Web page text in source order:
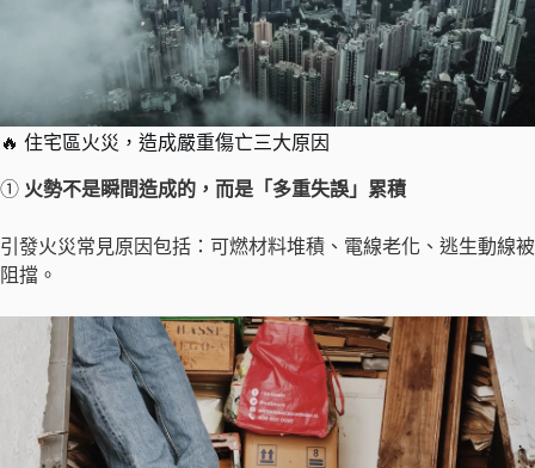
🔥 住宅區火災，造成嚴重傷亡三大原因
① 火勢不是瞬間造成的，而是「多重失誤」累積
引發火災常見原因包括：可燃材料堆積、電線老化、逃生動線被
阻擋。